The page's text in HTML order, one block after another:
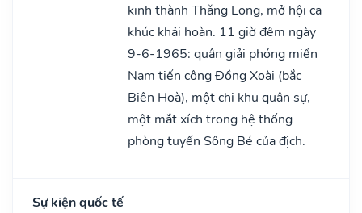
kinh thành Thǎng Long, mở hội ca
khúc khải hoàn. 11 giờ đêm ngày
9-6-1965: quân giải phóng miền
Nam tiến công Đồng Xoài (bắc
Biên Hoà), một chi khu quân sự,
một mắt xích trong hệ thống
phòng tuyến Sông Bé của địch.
Sự kiện quốc tế